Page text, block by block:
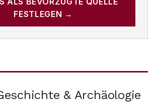
FESTLEGEN →
& Archäologie